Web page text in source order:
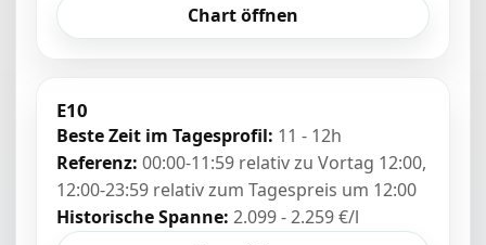
Chart öffnen
E10
Beste Zeit im Tagesprofil: 11 - 12h
Referenz: 00:00-11:59 relativ zu Vortag 12:00,
12:00-23:59 relativ zum Tagespreis um 12:00
Historische Spanne: 2.099 - 2.259 €/l